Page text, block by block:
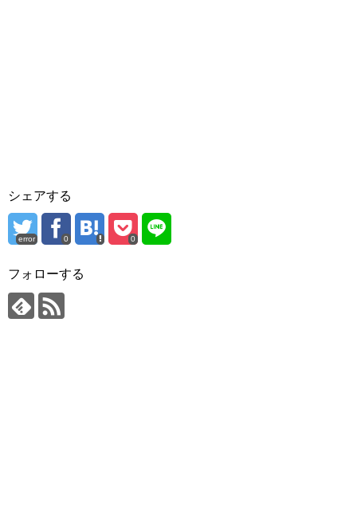
シェアする
error 0 0
フォローする